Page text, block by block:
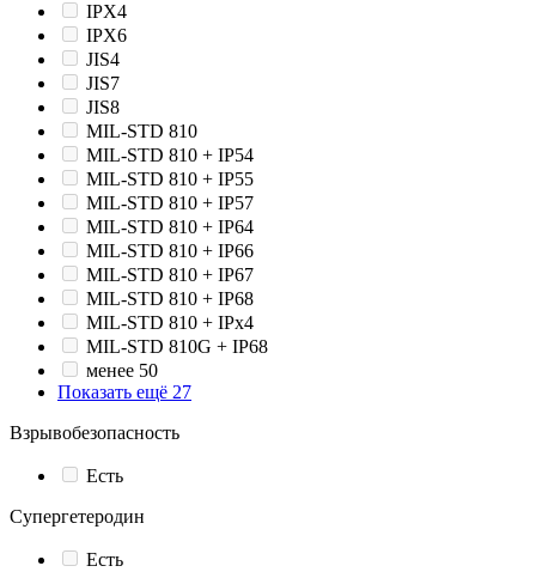
IPХ4
IPХ6
JIS4
JIS7
JIS8
MIL-STD 810
MIL-STD 810 + IP54
MIL-STD 810 + IP55
MIL-STD 810 + IP57
MIL-STD 810 + IP64
MIL-STD 810 + IP66
MIL-STD 810 + IP67
MIL-STD 810 + IP68
MIL-STD 810 + IPx4
MIL-STD 810G + IP68
менее 50
Показать ещё 27
Взрывобезопасность
Есть
Супергетеродин
Есть